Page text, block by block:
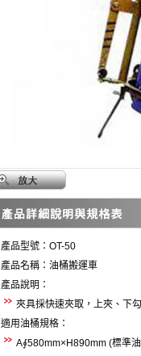
產品型號： OT-50
產品名稱：油桶搬運車
產品說明：
夾具採快速夾取，上夾、下
適用油桶規格：
A∮580mm×H890mm (標準